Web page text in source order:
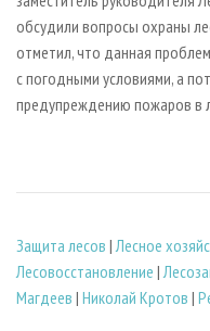
обсудили вопросы охраны
отметил, что данная
с погодными условиями, а
предупреждению пожаров в
Защита лесов |Лесное
Лесовосстановление |
Магдеев | Николай Кротов |